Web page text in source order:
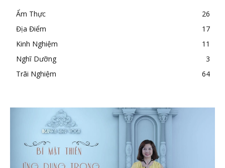
Ẩm Thực
26
Địa Điểm
17
Kinh Nghiệm
11
Nghĩ Dưỡng
3
Trãi Nghiệm
64